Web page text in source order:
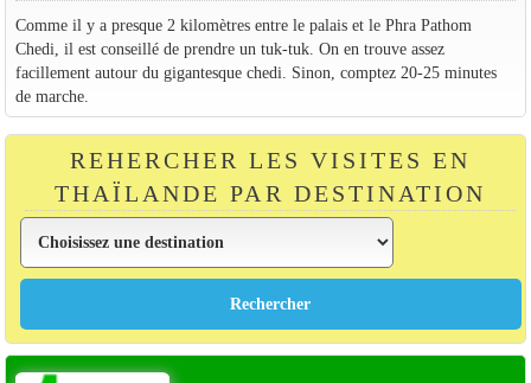
Comme il y a presque 2 kilomètres entre le palais et le Phra Pathom
Chedi, il est conseillé de prendre un tuk-tuk. On en trouve assez
facillement autour du gigantesque chedi. Sinon, comptez 20-25 minutes
de marche.
REHERCHER LES VISITES EN
THAÏLANDE PAR DESTINATION